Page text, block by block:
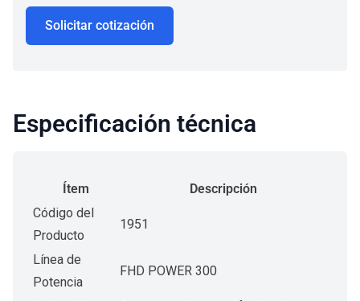
Solicitar cotización
Especificación técnica
Ítem
Descripción
Código del
Producto
1951
Línea de
Potencia
FHD POWER 300